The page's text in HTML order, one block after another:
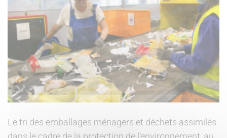
Le tri des emballages ménagers et déchets assimilés